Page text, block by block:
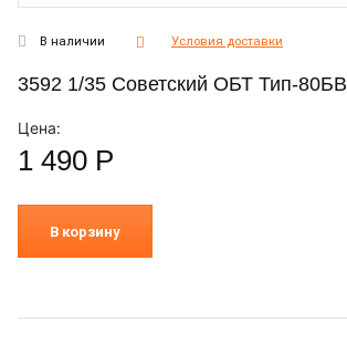
В наличии Условия доставки
3592 1/35 Советский ОБТ Тип-80БВ
Цена:
1 490 Р
В корзину